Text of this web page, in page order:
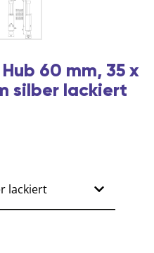
60 mm, 35 x
silber lackiert